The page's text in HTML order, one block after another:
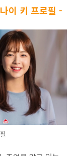
이 키 프로필 -